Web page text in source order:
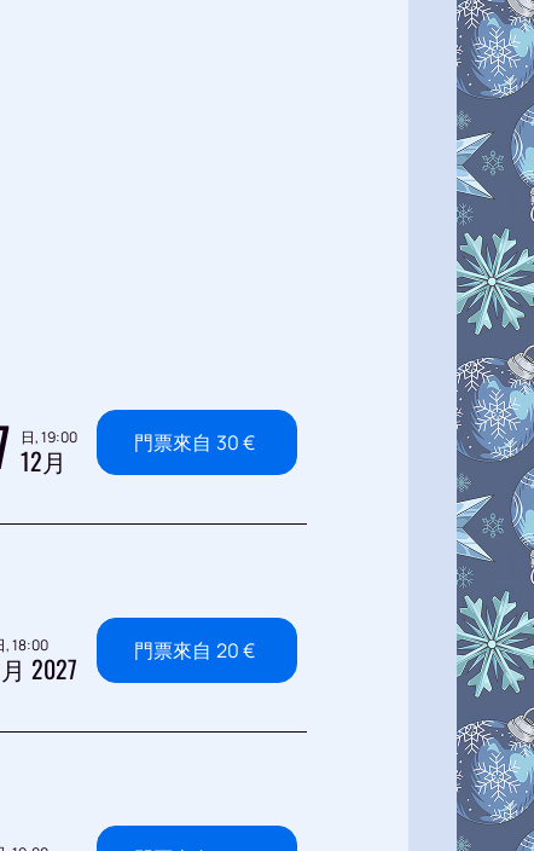
日, 19:00
12月 門票來自 30€
, 18:00
2027 門票來自 20€